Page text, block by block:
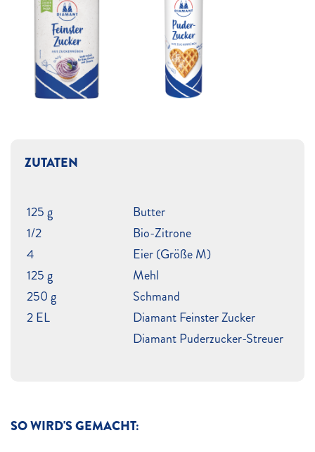
SO WIRD'S GEMACHT:
ZUTATEN
125 g
Butter
1/2
Bio-Zitrone
4
Eier (Größe M)
125 g
Mehl
250 g
Schmand
2 EL
Diamant Feinster Zucker
Diamant Puderzucker-Streuer